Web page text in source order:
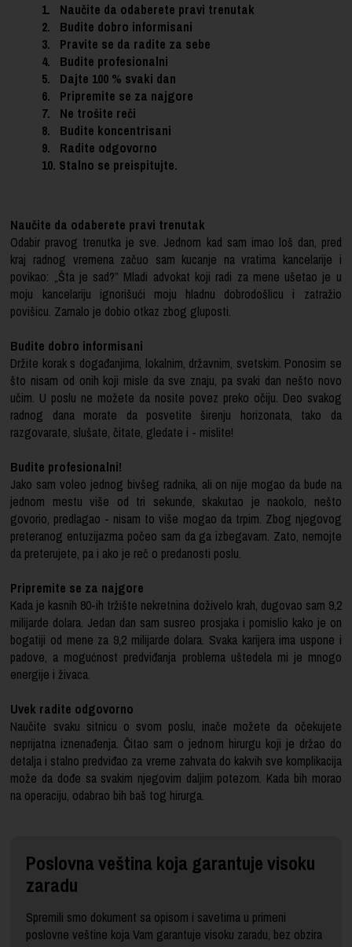
1. Naučite da odaberete pravi trenutak
2. Budite dobro informisani
3. Pravite se da radite za sebe
4. Budite profesionalni
5. Dajte 100 % svaki dan
6. Pripremite se za najgore
7. Ne trošite reči
8. Budite koncentrisani
9. Radite odgovorno
10. Stalno se preispitujte.
Naučite da odaberete pravi trenutak
Odabir pravog trenutka je sve. Jednom kad sam imao loš dan, pred
kraj radnog vremena začuo sam kucanje na vratima kancelarije i
povikao: „Šta je sad?” Mladi advokat koji radi za mene ušetao je u
moju kancelariju ignorišući moju hladnu dobrodošlicu i zatražio
povišicu. Zamalo je dobio otkaz zbog gluposti.
Budite dobro informisani
Držite korak s događanjima, lokalnim, državnim, svetskim. Ponosim se
što nisam od onih koji misle da sve znaju, pa svaki dan nešto novo
učim. U poslu ne možete da nosite povez preko očiju. Deo svakog
radnog dana morate da posvetite širenju horizonata, tako da
razgovarate, slušate, čitate, gledate i - mislite!
Budite profesionalni!
Jako sam voleo jednog bivšeg radnika, ali on nije mogao da bude na
jednom mestu više od tri sekunde, skakutao je naokolo, nešto
govorio, predlagao - nisam to više mogao da trpim. Zbog njegovog
preteranog entuzijazma počeo sam da ga izbegavam. Zato, nemojte
da preterujete, pa i ako je reč o predanosti poslu.
Pripremite se za najgore
Kada je kasnih 80-ih tržište nekretnina doživelo krah, dugovao sam 9,2
milijarde dolara. Jedan dan sam susreo prosjaka i pomislio kako je on
bogatiji od mene za 9,2 milijarde dolara. Svaka karijeraima uspone i
padove, a mogućnost predviđanja problema uštedela mi je mnogo
energije i živaca.
Uvek radite odgovorno
Naučite svaku sitnicu o svom poslu, inače možete da očekujete
neprijatna iznenađenja. Čitao sam o jednom hirurgu koji je držao do
detalja i stalno predviđao za vreme zahvata do kakvih sve komplikacija
može da dođe sa svakim njegovim daljim potezom. Kada bih morao
na operaciju, odabrao bih baš tog hirurga.
Poslovna veština koja garantuje visoku
zaradu
Spremili smo dokument sa opisom i savetima u primeni
poslovne veštine koja Vam garantuje visoku zaradu, bez obzira